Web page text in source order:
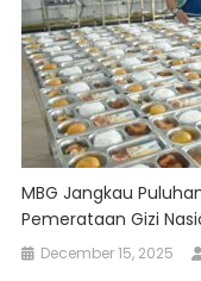
MBG Jangkau
Pemerataan Gizi
December 15, 2025